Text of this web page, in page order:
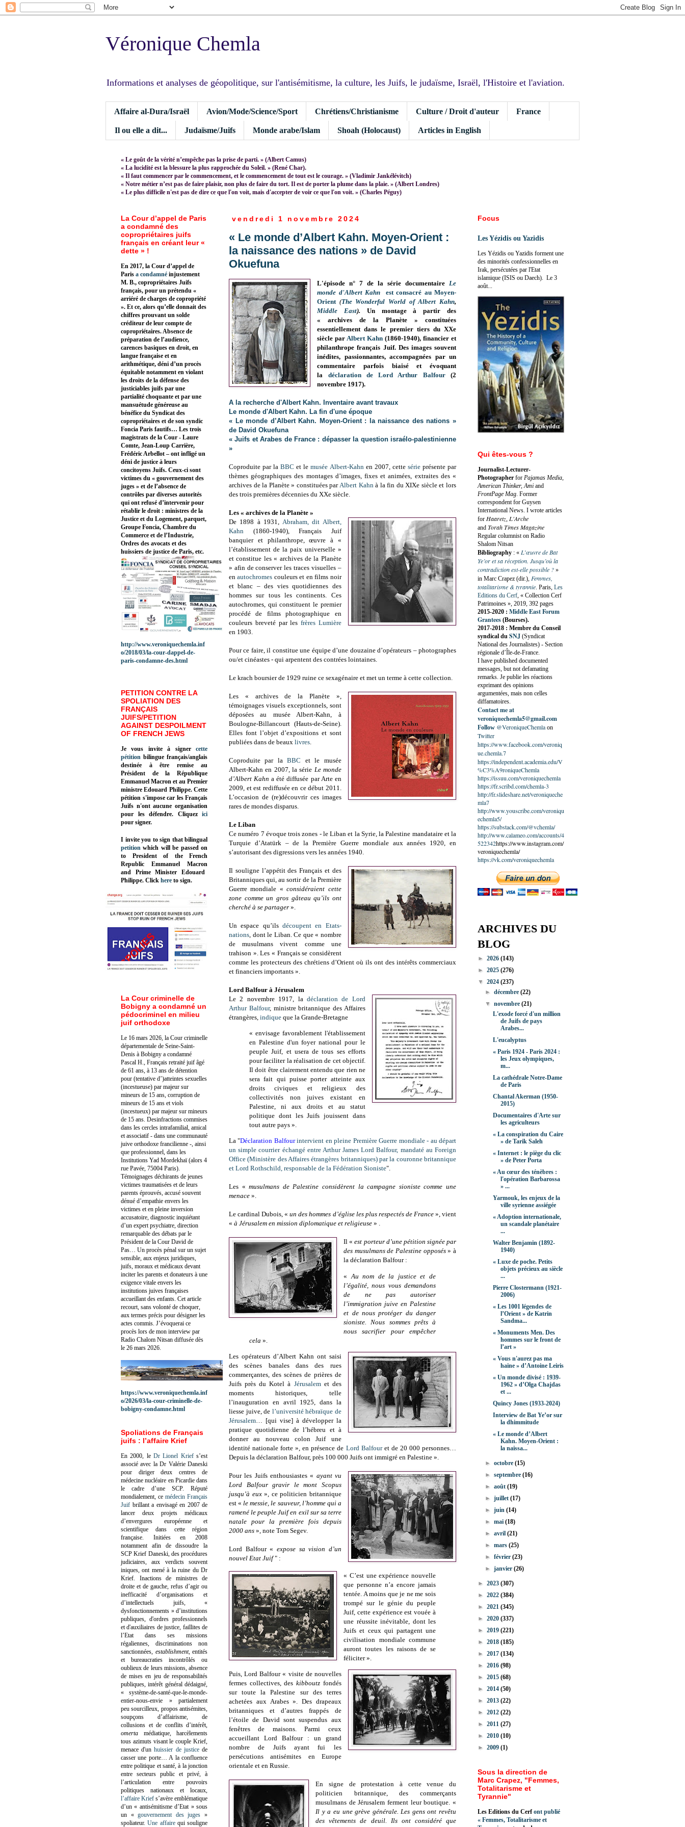
Véronique Chemla
Informations et analyses de géopolitique, sur l'antisémitisme, la culture, les Juifs, le judaïsme, Israël, l'Histoire et l'aviation.
Affaire al-Dura/Israël Avion/Mode/Science/Sport Chrétiens/Christianisme Culture / Droit d'auteur France
Il ou elle a dit... Judaïsme/Juifs Monde arabe/Islam Shoah (Holocaust) Articles in English
« Le goût de la vérité n’empêche pas la prise de parti. » (Albert Camus)
« La lucidité est la blessure la plus rapprochée du Soleil. » (René Char).
« Il faut commencer par le commencement, et le commencement de tout est le courage. » (Vladimir Jankélévitch)
« Notre métier n’est pas de faire plaisir, non plus de faire du tort. Il est de porter la plume dans la plaie. » (Albert Londres)
« Le plus difficile n'est pas de dire ce que l'on voit, mais d'accepter de voir ce que l'on voit. » (Charles Péguy)
vendredi 1 novembre 2024
« Le monde d’Albert Kahn. Moyen-Orient :
la naissance des nations » de David
Okuefuna
L'épisode n° 7 de la série documentaire Le
monde d'Albert Kahn est consacré au Moyen-
Orient (The Wonderful World of Albert Kahn,
Middle East). Un montage à partir des
« archives de la Planète » constituées
essentiellement dans le premier tiers du XXe
siècle parAlbert Kahn (1860-1940), financier et
philanthrope français Juif. Des images souvent
inédites, passionnantes, accompagnées par un
commentaire parfois biaisé et évoquant
la déclaration de Lord Arthur Balfour
(2
novembre 1917).
A la recherche d'Albert Kahn. Inventaire avant travaux
Le monde d'Albert Kahn. La fin d'une époque
« Le monde d’Albert Kahn. Moyen-Orient : la naissance des nations »
de David Okuefuna
« Juifs et Arabes de France : dépasser la question israélo-palestinienne
»
Coproduite par laBBC et lemusée Albert-Kahnen 2007, cette sérieprésente par
thèmes géographiques des montages d’images, fixes et animées, extraites des «
archives de la Planète » constituées parAlbert Kahn à la fin du XIXe siècle et lors
des trois premières décennies du XXe siècle.
Les « archives de la Planète »
De 1898 à 1931, Abraham, dit Albert,
Kahn (1860-1940), Français Juif
banquier et philanthrope, œuvre à «
l’établissement de la paix universelle »
et constitue les « archives de la Planète
» afin de conserver les traces visuelles –
enautochromes couleurs et en films noir
et blanc – des vies quotidiennes des
hommes sur tous les continents. Ces
autochromes, qui constituent le premier
procédé de films photographique en
couleurs breveté par lesfrères Lumière
en 1903.
Pour ce faire, il constitue une équipe d’une douzaine d’opérateurs – photographes
ou/et cinéastes - qui arpentent des contrées lointaines.
Le krach boursier de 1929 ruine ce sexagénaire et met un terme à cette collection.
Les « archives de la Planète »,
témoignages visuels exceptionnels, sont
déposées au musée Albert-Kahn, à
Boulogne-Billancourt (Hauts-de-Seine).
Elles font l’objet d’expositions et sont
publiées dans de beaux livres.
Coproduite par laBBC et le musée
Albert-Kahn en 2007, la série Le monde
d’Albert Kahn a été diffusée par Arte en
2009, et est rediffusée en ce début 2011.
L’occasion de (re)découvrir ces images
rares de mondes disparus.
Le Liban
Ce numéro 7 évoque trois zones - le Liban et la Syrie, la Palestine mandataire et la
Turquie d’Atatürk – de la Première Guerre mondiale aux années 1920, en
s’autorisant des digressions vers les années 1940.
Il souligne l’appétit des Français et des
Britanniques qui, au sortir de la Première
Guerre mondiale «considéraient cette
zone comme un gros gâteau qu’ils ont
cherché à se partager ».
Un espace qu’ilsdécoupent en Etats-
nations, dont le Liban. Ce que « nombre
de musulmans vivent comme une
trahison ». Les « Français se considèrent
comme les protecteurs des chrétiens d’Orient où ils ont des intérêts commerciaux
et financiers importants ».
Lord Balfour à Jérusalem
Le 2 novembre 1917, ladéclaration de Lord
Arthur Balfour, ministre britannique des Affaires
étrangères, indique que la Grande-Bretagne
« envisage favorablement l'établissement
en Palestine d'un foyer national pour le
peuple Juif, et usera de tous ses efforts
pour faciliter la réalisation de cet objectif.
Il doit être clairement entendu que rien ne
sera fait qui puisse porter atteinte aux
droits civiques et religieux des
collectivités non juives existant en
Palestine, ni aux droits et au statut
politique dont les Juifs jouissent dans
tout autre pays ».
La "Déclaration Balfour intervient en pleine Première Guerre mondiale - au départ
un simple courrier échangé entre Arthur James Lord Balfour, mandaté au Foreign
Office (Ministère des Affaires étrangères britanniques) par la couronne britannique
et Lord Rothschild, responsable de la Fédération Sioniste".
Les «musulmans de Palestine considèrent la campagne sioniste comme une
menace ».
Le cardinal Dubois, «un des hommes d’église les plus respectés de France», vient
« à Jérusalem en mission diplomatique et religieuse » .
Il «est porteur d’une pétition signée par
des musulmans de Palestine opposés» à
la déclaration Balfour :
« Au nom de la justice et de
l’égalité, nous vous demandons
de ne pas autoriser
l’immigration juive en Palestine
et de nous protéger du danger
sioniste. Nous sommes prêts à
nous sacrifier pour empêcher
cela ».
Les opérateurs d’Albert Kahn ont saisi
des scènes banales dans des rues
commerçantes, des scènes de prières de
Juifs près du Kotel à Jérusalemet des
moments historiques, telle
l’inauguration en avril 1925, dans la
liesse juive, de l’université hébraïque de
Jérusalem … [qui vise] à développer la
pratique quotidienne de l’hébreu et à
donner au nouveau colon Juif une
identité nationale forte », en présence de Lord Balfouret de 20 000 personnes…
Depuis la déclaration Balfour, près 100 000 Juifs ont immigré en Palestine ».
Pour les Juifs enthousiastes « ayant vu
Lord Balfour gravir le mont Scopus
jusqu’à eux», ce politicien britannique
est « le messie, le sauveur, l’homme qui a
ramené le peuple Juif en exil sur sa terre
natale pour la première fois depuis
2000 ans », note Tom Segev.
Lord Balfour « expose sa vision d’un
nouvel Etat Juif" :
« C’est une expérience nouvelle
que personne n’a encore jamais
tentée. A moins que je ne me sois
trompé sur le génie du peuple
Juif, cette expérience est vouée à
une réussite inévitable, dont les
Juifs et ceux qui partagent une
civilisation mondiale commune
auront toutes les raisons de se
féliciter ».
Puis, Lord Balfour « visite de nouvelles
fermes collectives, deskibboutz fondés
sur toute la Palestine sur des terres
achetées aux Arabes ». Des drapeaux
britanniques et d’autres frappés de
l’étoile de David sont suspendus aux
fenêtres de maisons. Parmi ceux
accueillant Lord Balfour : un grand
nombre de Juifs ayant fui les
persécutions antisémites en Europe
orientale et en Russie.
En signe de protestation à cette venue du
politicien britannique, des commerçants
musulmans de Jérusalem ferment leur boutique. «
Il y a eu une grève générale. Les gens ont revêtu
des vêtements de deuil. Ils ont considéré que
La Cour d’appel de Paris
a condamné des
copropriétaires juifs
français en créant leur «
dette » !
En 2017, la Cour d’appel de
Paris a condamné injustement
M. B., copropriétaires Juifs
français, pour un prétendu «
arriéré de charges de copropriété
». Et ce, alors qu’elle donnait des
chiffres prouvant un solde
créditeur de leur compte de
copropriétaires. Absence de
préparation de l’audience,
carences basiques en droit, en
langue française et en
arithmétique, déni d’un procès
équitable notamment en violant
les droits de la défense des
justiciables juifs par une
partialité choquante et par une
mansuétude généreuse au
bénéfice du Syndicat des
copropriétaires et de son syndic
Foncia Paris fautifs… Les trois
magistrats de la Cour - Laure
Comte, Jean-Loup Carrière,
Frédéric Arbellot – ont infligé un
déni de justice à leurs
concitoyens Juifs. Ceux-ci sont
victimes du « gouvernement des
juges » et de l’absence de
contrôles par diverses autorités
qui ont refusé d’intervenir pour
rétablir le droit : ministres de la
Justice et du Logement, parquet,
Groupe Foncia, Chambre du
Commerce et de l’Industrie,
Ordres des avocats et des
huissiers de justice de Paris, etc.
http://www.veroniquechemla.inf
o/2018/03/la-cour-dappel-de-
paris-condamne-des.html
PETITION CONTRE LA
SPOLIATION DES
FRANÇAIS
JUIFS/PETITION
AGAINST DESPOILMENT
OF FRENCH JEWS
Je vous invite à signer cette
pétition bilingue français/anglais
destinée à être remise au
Président de la République
Emmanuel Macron et au Premier
ministre Edouard Philippe. Cette
pétition s'impose car les Français
Juifs n'ont aucune organisation
pour les défendre. Cliquez
ici
pour signer.
I invite you to sign that bilingual
petition which will be passed on
to President of the French
Republic Emmanuel Macron
and Prime Minister Edouard
Philippe. Click here to sign.
La Cour criminelle de
Bobigny a condamné un
pédocriminel en milieu
juif orthodoxe
Le 16 mars 2026, la Cour criminelle
départementale de Seine-Saint-
Denis à Bobigny a condamné
Pascal H., Français retraité juif âgé
de 61 ans, à 13 ans de détention
pour (tentative d’)atteintes sexuelles
(incestueuse) par majeur sur
mineurs de 15 ans, corruption de
mineurs de 15 ans et viols
(incestueux) par majeur sur mineurs
de 15 ans. Desinfractions commises
dans les cercles intrafamilial, amical
et associatif - dans une communauté
juive orthodoxe francilienne -, ainsi
que professionnel, dans les
Institutions Yad Mordekhaï (alors 4
rue Pavée, 75004 Paris).
Témoignages déchirants de jeunes
victimes traumatisées et de leurs
parents éprouvés, accusé souvent
dénué d’empathie envers les
victimes et en pleine inversion
accusatoire, diagnostic inquiétant
d’un expert psychiatre, direction
remarquable des débats par le
Président de la Cour David de
Pas… Un procès pénal sur un sujet
sensible, aux enjeux juridiques,
juifs, moraux et médicaux devant
inciter les parents et donateurs à une
exigence vitale envers les
institutions juives françaises
accueillant des enfants. Cet article
recourt, sans volonté de choquer,
aux termes précis pour désigner les
actes commis. J’évoquerai ce
procès lors de mon interview par
Radio Chalom Nitsan diffusée dès
le 26 mars 2026.
https://www.veroniquechemla.inf
o/2026/03/la-cour-criminelle-de-
bobigny-condamne.html
Spoliations de Français
juifs : l’affaire Krief
En 2000, le Dr Lionel Kriefs’est
associé avec la Dr Valérie Daneski
pour diriger deux centres de
médecine nucléaire en Picardie dans
le cadre d’une SCP. Réputé
mondialement, ce médecin Français
Juif brillant a envisagé en 2007 de
lancer deux projets médicaux
d’envergures européenne et
scientifique dans cette région
française. Initiées en 2008
notamment afin de dissoudre la
SCP Krief Daneski, des procédures
judiciaires, aux verdicts souvent
iniques, ont mené à la ruine du Dr
Krief. Inactions de ministres de
droite et de gauche, refus d’agir ou
inefficacité d’organisations et
d’intellectuels juifs, «
dysfonctionnements » d’institutions
publiques, d'ordres professionnels
et d'auxiliaires de justice, faillites de
l’Etat dans ses missions
régaliennes, discriminations non
sanctionnées, establishment, entités
et bureaucraties incontrôlés ou
oublieux de leurs missions, absence
de mises en jeu de responsabilités
publiques, intérêt général dédaigné,
« système-de-santé-que-le-monde-
entier-nous-envie » partialement
peu sourcilleux, propos antisémites,
soupçons d’affairisme, de
collusions et de conflits d’intérêt,
omerta médiatique, harcèlements
tous azimuts visant le couple Krief,
menace d'unhuissier de justicede
casser une porte… A la confluence
entre politique et santé, à la jonction
entre secteurs public et privé, à
l’articulation entre pouvoirs
politiques nationaux et locaux,
l’affaire Krief s’avère emblématique
d’un « antisémitisme d’Etat » sous
un «gouvernement des juges »
spoliateur.Une affairequi souligne
Focus
Les Yézidis ou Yazidis
Les Yézidis ou Yazidis forment une
des minorités confessionnelles en
Irak, persécutées par l'Etat
islamique (ISIS ou Daech). Le 3
août...
Qui êtes-vous ?
Journalist-Lecturer-
Photographer for Pajamas Media,
American Thinker, Ami and
FrontPage Mag. Former
correspondent for Guysen
International News. I wrote articles
for Haaretz, L'Arche
and Torah Times Magazine
Regular columnist on Radio
Shalom Nitsan
Bibliography : « L’œuvre de Bat
Ye’or et sa réception. Jusqu’où la
contradiction est-elle possible ? »
in Marc Crapez (dir.), Femmes,
totalitarisme & tyrannie. Paris, Les
Editions du Cerf, « Collection Cerf
Patrimoines », 2019, 392 pages
2015-2020 : Middle East Forum
Grantees (Bourses).
2017-2018 : Membre du Conseil
syndical du SNJ (Syndicat
National des Journalistes) - Section
régionale d’Île-de-France.
I have published documented
messages, but not defamating
remarks. Je publie les réactions
exprimant des opinions
argumentées, mais non celles
diffamatoires.
Contact me at
veroniquechemla5@gmail.com
Follow @VeroniqueChemlaon
Twitter
https://www.facebook.com/veroniq
ue.chemla.7
https://independent.academia.edu/V
%C3%A9roniqueChemla
https://issuu.com/veroniquechemla
https://fr.scribd.com/chemla-3
http://fr.slideshare.net/veroniqueche
mla7
http://www.youscribe.com/veroniqu
echemla5/
https://substack.com/@vchemla/
http://www.calameo.com/accounts/4
522342https://www.instagram.com/
veroniquechemla/
https://vk.com/veroniquechemla
ARCHIVES DU
BLOG
► 2026 (143)
► 2025 (276)
▼ 2024 (237)
►décembre(22)
▼novembre(21)
L'exode forcé d'un million
de Juifs de pays
Arabes...
L'eucalyptus
« Paris 1924 - Paris 2024 :
les Jeux olympiques,
m...
La cathédrale Notre-Dame
de Paris
Chantal Akerman (1950-
2015)
Documentaires d'Arte sur
les agriculteurs
« La conspiration du Caire
» de Tarik Saleh
« Internet : le piège du clic
» de Peter Porta
« Au cœur des ténèbres :
l'opération Barbarossa
» ...
Yarmouk, les enjeux de la
ville syrienne assiégée
« Adoption internationale,
un scandale planétaire
...
Walter Benjamin (1892-
1940)
« Luxe de poche. Petits
objets précieux au siècle
...
Pierre Clostermann (1921-
2006)
« Les 1001 légendes de
l’Orient » de Katrin
Sandma...
« Monuments Men. Des
hommes sur le front de
l’art »
« Vous n'aurez pas ma
haine » d’Antoine Leiris
« Un monde divisé : 1939-
1962 » d’Olga Chajdas
et ...
Quincy Jones (1933-2024)
Interview de Bat Ye’or sur
la dhimmitude
« Le monde d’Albert
Kahn. Moyen-Orient :
la naissa...
►octobre(15)
►septembre(16)
►août(19)
►juillet(17)
►juin(14)
►mai(18)
►avril(21)
►mars(25)
►février(23)
►janvier(26)
► 2023 (307)
► 2022 (384)
► 2021 (345)
► 2020 (337)
► 2019 (221)
► 2018 (185)
► 2017 (134)
► 2016 (98)
► 2015 (68)
► 2014 (50)
► 2013 (22)
► 2012 (22)
► 2011 (27)
► 2010 (10)
► 2009 (1)
Sous la direction de
Marc Crapez, "Femmes,
Totalitarisme et
Tyrannie"
Les Editions du Cerfont publié
« Femmes, Totalitarisme et